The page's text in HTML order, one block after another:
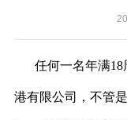
任何一名年满
港有限公司，不管